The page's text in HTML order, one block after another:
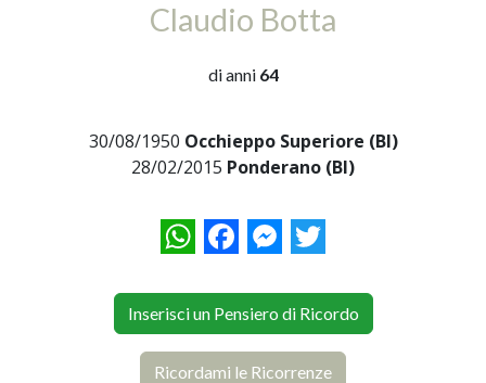
Claudio Botta
di anni 64
30/08/1950 Occhieppo Superiore (BI)
28/02/2015 Ponderano (BI)
WhatsAppFacebookMessenger
Twitter
Inserisci un Pensiero di Ricordo
Ricordami le Ricorrenze